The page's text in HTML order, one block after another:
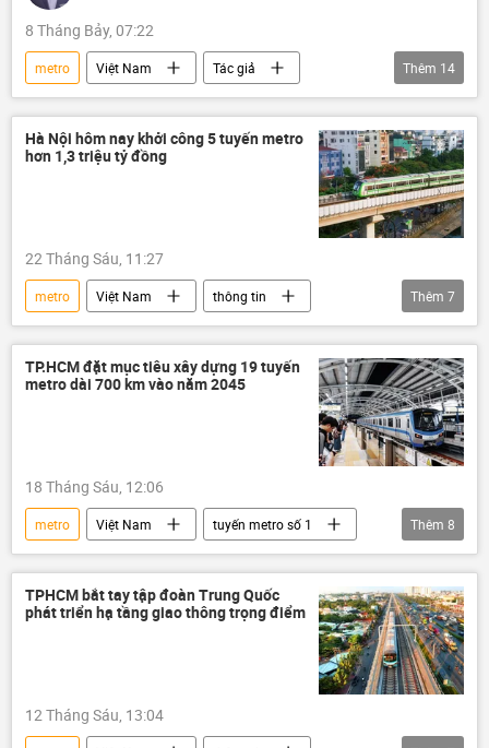
8 Tháng Bảy, 07:22
metro Việt Nam
Tác giả
Quan điểm-Ý kiến
đô thị
dự án cải thiện đô thị
Dự án đường sắt đô thị trên cao Cát Linh - Hà Đông
FDI
đổi mới
đầu tư
đầu tư nước ngoài
giao thông
Thêm 14
Hà Nội hôm nay khởi công 5 tuyến metro
hơn 1,3 triệu tỷ đồng
22 Tháng Sáu, 11:27
metro Việt Nam
thông tin
tuyến metro số 1
tuyến metro số 2
Hà Nội
Vingroup
VinFast
Vinhomes
giao thông
Thêm 7
TP.HCM đặt mục tiêu xây dựng 19 tuyến
metro dài 700 km vào năm 2045
18 Tháng Sáu, 12:06
metro Việt Nam
tuyến metro số 1
tuyến metro số 2
đô thị
đường sắt
xây dựng
Bộ Xây dựng
quy hoạch
dự án
giao thông
Thêm 8
TPHCM bắt tay tập đoàn Trung Quốc
phát triển hạ tầng giao thông trọng điểm
12 Tháng Sáu, 13:04